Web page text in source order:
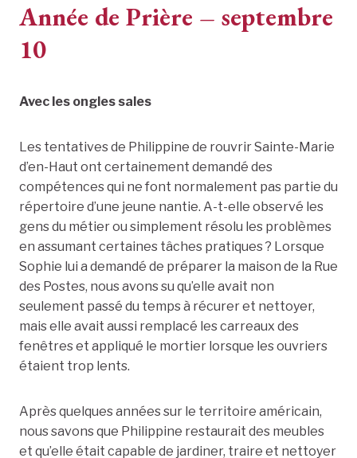
Année de Prière – septembre
10
Avec les ongles sales
Les tentatives de Philippine de rouvrir Sainte-Marie
d’en-Haut ont certainement demandé des
compétences qui ne font normalement pas partie du
répertoire d’une jeune nantie. A-t-elle observé les
gens du métier ou simplement résolu les problèmes
en assumant certaines tâches pratiques ? Lorsque
Sophie lui a demandé de préparer la maison de la Rue
des Postes, nous avons su qu’elle avait non
seulement passé du temps à récurer et nettoyer,
mais elle avait aussi remplacé les carreaux des
fenêtres et appliqué le mortier lorsque les ouvriers
étaient trop lents.
Après quelques années sur le territoire américain,
nous savons que Philippine restaurait des meubles
et qu’elle était capable de jardiner, traire et nettoyer